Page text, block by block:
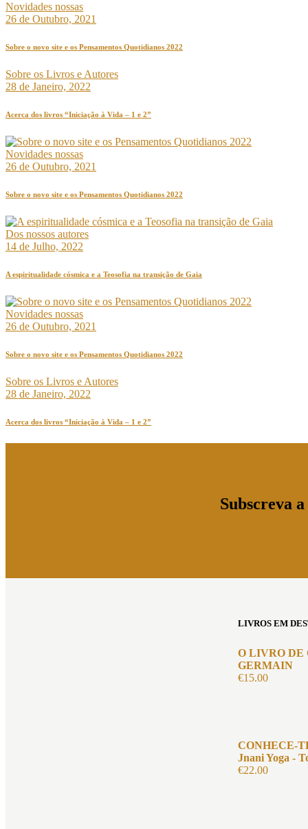
Novidades nossas
26 de Outubro, 2021
Sobre o novo site e os Pensamentos Quotidianos 2022
Sobre os Livros e Autores
28 de Janeiro, 2022
Acerca dos livros “Iniciação à Vida – 1 e 2”
Novidades nossas
26 de Outubro, 2021
Sobre o novo site e os Pensamentos Quotidianos 2022
Dos nossos autores
14 de Julho, 2022
A espiritualidade cósmica e a Teosofia na transição de Gaia
Novidades nossas
26 de Outubro, 2021
Sobre o novo site e os Pensamentos Quotidianos 2022
Sobre os Livros e Autores
28 de Janeiro, 2022
Acerca dos livros “Iniciação à Vida – 1 e 2”
Subscreva
LIVROS EM
O LIVRO DE
GERMAIN
€15.00
CONHECE-
Jnani Yoga -
€22.00